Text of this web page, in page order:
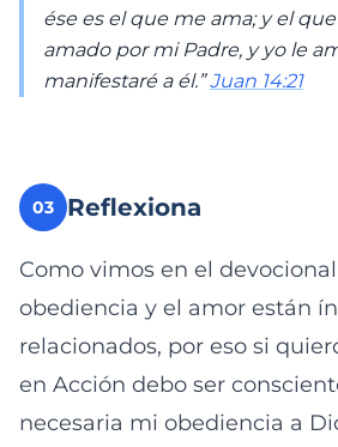
ése es el que me ama; y el
amado por mi Padre, y yo le
manifestaré a él.”Juan 14:21
03 Reflexiona
Como vimos en el
obediencia y el amor están
relacionados, por eso si
en Acción debo ser
necesaria mi obediencia a